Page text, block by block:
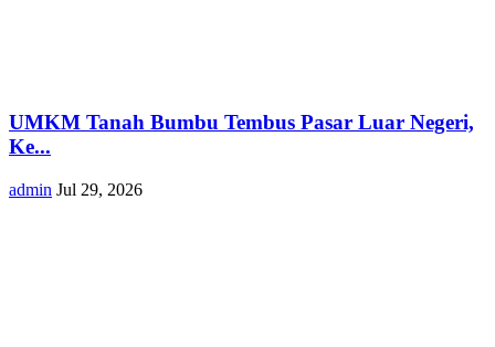
UMKM Tanah Bumbu Tembus Pasar Luar Negeri,
Ke...
admin Jul 29, 2026